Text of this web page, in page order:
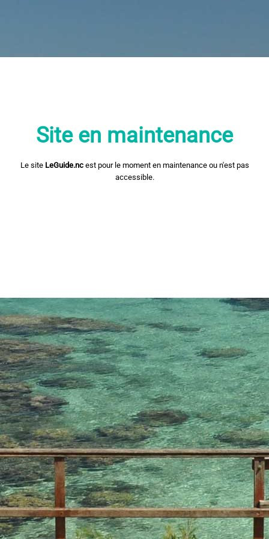
Site en maintenance
Le site LeGuide.ncest pour le moment en maintenance ou n'est pas
accessible.